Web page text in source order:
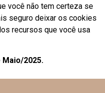
você não tem certeza se
seguro deixar os cookies
recursos que você usa
Maio/2025.